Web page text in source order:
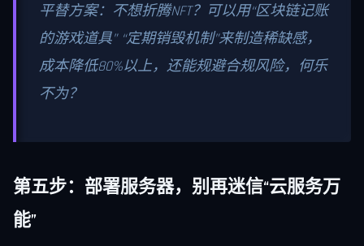
平替方案：不想折腾NFT？可以用“区块链记账
的游戏道具” “定期销毁机制”来制造稀缺感，
成本降低80%以上，还能规避合规风险，何乐
不为？
第五步：部署服务器，别再迷信“云服务万
能”